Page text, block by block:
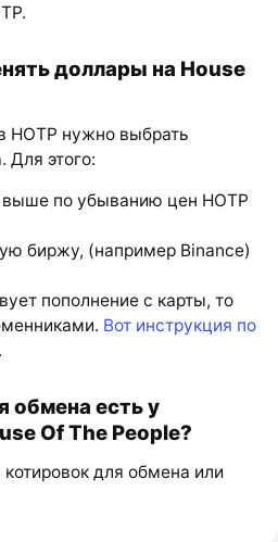
доллары на House
HOTP нужно выбрать
Для этого:
выше по убыванию цен HOTP
биржу, (например Binance)
пополнение с карты, то
Вот инструкция по
.
обмена есть у
Of The People?
для обмена или